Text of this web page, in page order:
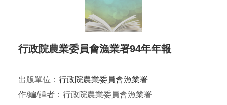
行政院農業委員會漁業署94年年報
出版單位： 行政院農業委員會漁業署
作/編/譯者：行政院農業委員會漁業署